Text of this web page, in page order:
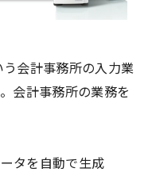
会計事務所の⼊⼒業
会計事務所の業務を
タを⾃動で⽣成